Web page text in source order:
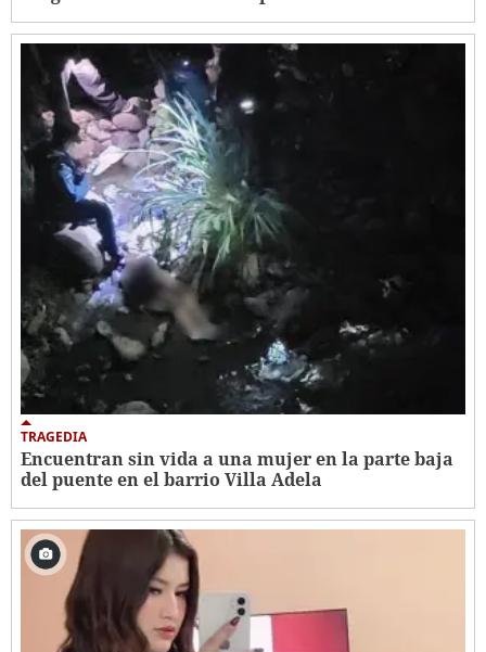
TRAGEDIA
Encuentran sin vida a una mujer en la parte baja
del puente en el barrio Villa Adela